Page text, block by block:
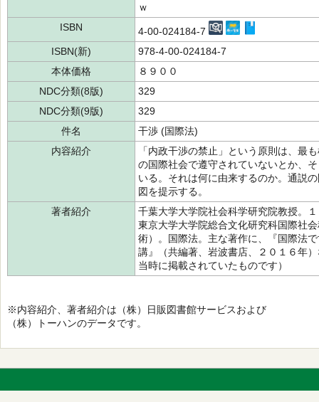
ｗ
ISBN
4-00-024184-7
ISBN(新)
978-4-00-024184-7
本体価格
８９００
NDC分類(8版)
329
NDC分類(9版)
329
件名
干渉 (国際法)
内容紹介
「内政干渉の禁止」という原則は、最
の国際社会で遵守されていないとか、
いる。それは何に由来するのか。通説
図を提示する。
著者紹介
千葉大学大学院社会科学研究院教授。
東京大学大学院総合文化研究科国際社
術）。国際法。主な著作に、『国際法
講』（共編著、岩波書店、２０１６年
当時に掲載されていたものです）
※内容紹介、著者紹介は（株）日販図書館サービスおよび
（株）トーハンのデータです。